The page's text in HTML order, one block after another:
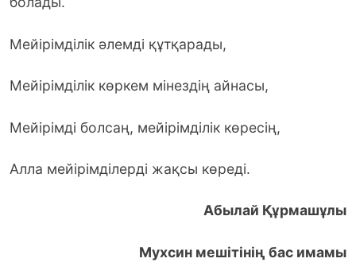
Мейірімділік әлемді құтқарады,
Мейірімділік көркем мінездің айнасы,
Мейірімді болсаң, мейірімділік көресің,
Алла мейірімділерді жақсы көреді.
Абылай Құрмашұлы
Мухсин мешітінің бас имамы